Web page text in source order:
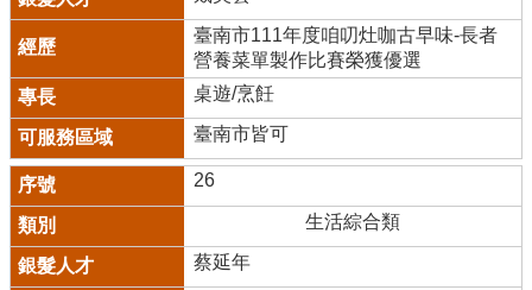
臺南市111年度咱叨灶咖古早味-長者
營養菜單製作比賽榮獲優選
桌遊/烹飪
臺南市皆可
26
生活綜合類
蔡延年